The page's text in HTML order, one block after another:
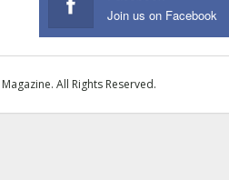
Join us on Facebook
All Rights Reserved.